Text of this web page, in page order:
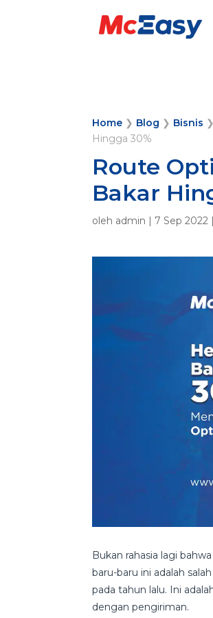
Home ❯ Blog ❯ Bisnis ❯
Hingga 30%
Route
Bakar
oleh admin | 7 Sep 2022 |
Bukan rahasia lagi
baru-baru ini adalah
pada tahun lalu. Ini
dengan pengiriman.